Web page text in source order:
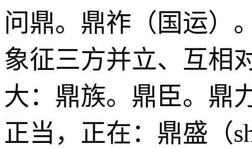
问鼎。鼎祚（国运）。
象征三方并立、互相
大：鼎族。鼎臣。鼎
正当，正在：鼎盛（